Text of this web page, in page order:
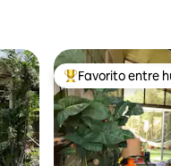
Favorito entre
Favorito entre